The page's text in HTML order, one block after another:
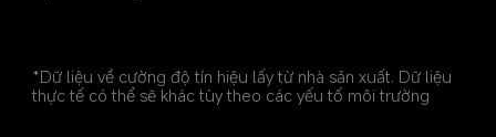
*Dữ liệu về cường độ tín hiệu lấy từ nhà sản xuất. Dữ liệu
thực tế có thể sẽ khác tùy theo các yếu tố môi trường